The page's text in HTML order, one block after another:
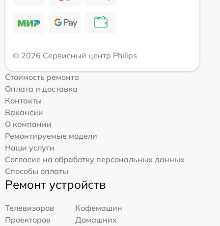
© 2026 Сервисный центр Philips
Стоимость ремонта
Оплата и доставка
Контакты
Вакансии
О компании
Ремонтируемые модели
Наши услуги
Согласие на обработку персональных данных
Способы оплаты
Ремонт устройств
Телевизоров
Кофемашин
Проекторов
Домашних